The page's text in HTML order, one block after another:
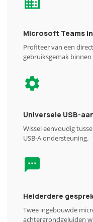
Microsoft Teams
Profiteer van een
gebruiksgemak
Universele USB-
Wissel eenvoudig
USB-A ondersteuning.
Helderdere
Twee ingebouwde
achtergrondgeluiden